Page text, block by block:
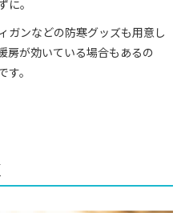
。
ガンなどの防寒グッズも用意し
房が効いている場合もあるの
。